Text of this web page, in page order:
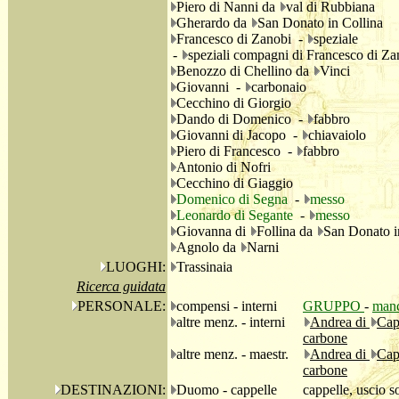
Piero di Nanni da
val di Rubbiana
Gherardo da
San Donato in Collina
Francesco di Zanobi - speziale
-
speziali compagni di Francesco di
Benozzo di Chellino da Vinci
Giovanni -
carbonaio
Cecchino di Giorgio
Dando di Domenico - fabbro
Giovanni di Jacopo -
chiavaiolo
Piero di Francesco -
fabbro
Antonio di Nofri
Cecchino di Giaggio
Domenico di Segna -
messo
Leonardo di Segante -
messo
Giovanna di
Follina da
San Donato
Agnolo da
Narni
LUOGHI:
Trassinaia
Ricerca guidata
PERSONALE:
compensi - interni GRUPPO -
altre menz. - interni
Andrea di
carbone
altre menz. - maestr.
Andrea di
carbone
DESTINAZIONI:
Duomo - cappelle
cappelle, uscio